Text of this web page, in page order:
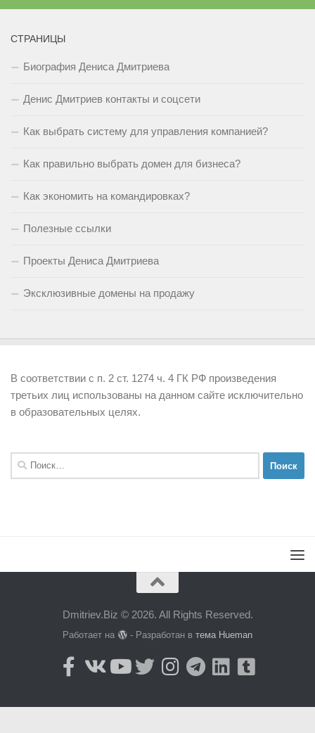
СТРАНИЦЫ
Биография Дениса Дмитриева
Денис Дмитриев контакты и соцсети
Как выбрать систему для управления компанией?
Как правильно выбрать домен для бизнеса?
Как экономить на командировках?
Полезные ссылки
Проекты Дениса Дмитриева
Эксклюзивные домены на продажу
В соответствии с п. 2 ст. 1274 ч. 4 ГК РФ произведения
третьих лиц использованы на данном сайте исключительно
в образовательных целях.
Найти:
Dmitriev.Biz © 2026. All Rights Reserved.
Работает на - Разработан в тема Hueman